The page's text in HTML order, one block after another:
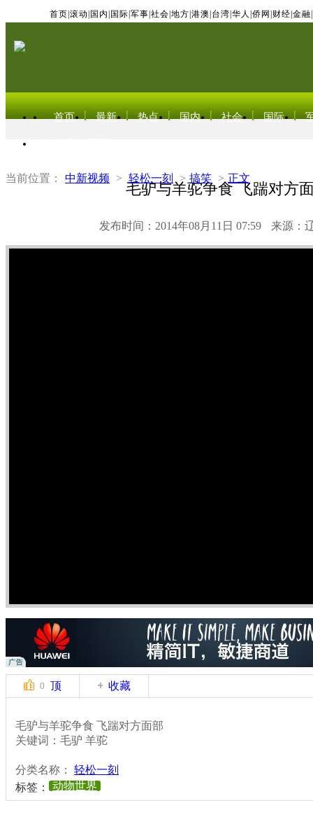
首页 滚动 国内 国际 军事 社会 地方 港澳 台湾 华人 侨网 财经 金融
首页 最新 热点 国内 社会 国际
当前位置： 中新视频 > 轻松一刻 > 搞笑 > 正文
毛驴与羊驼争食 飞踹对方
发布时间：2014年08月11日 07:59 来源：
0 顶 收藏
毛驴与羊驼争食 飞踹对方面部
关键词：毛驴 羊驼
分类名称： 轻松一刻
标签：
动物世界